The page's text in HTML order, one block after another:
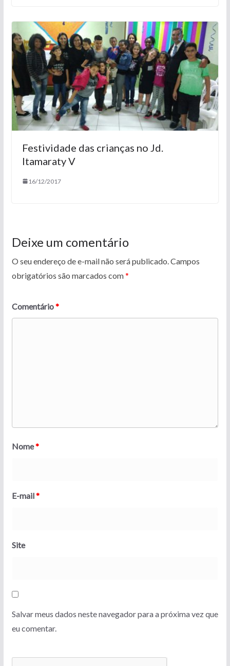
Festividade das crianças no Jd.
Itamaraty V
16/12/2017
Deixe um comentário
O seu endereço de e-mail não será publicado.Campos
obrigatórios são marcados com*
Comentário*
Nome*
E-mail*
Site
Salvar meus dados neste navegador para a próxima vez que
eu comentar.